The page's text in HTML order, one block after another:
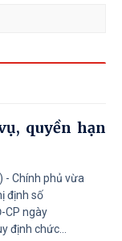
quyền hạn
- Chính phủ vừa
định số
ngày
định chức...